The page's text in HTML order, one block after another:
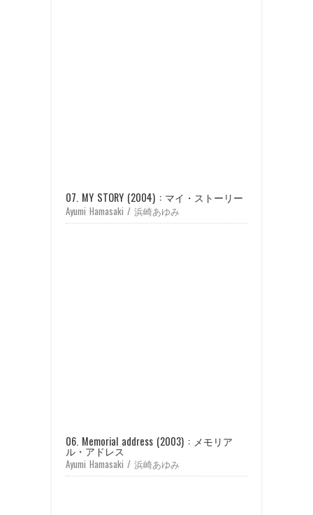
07. MY STORY (2004) : マイ・ストーリー
Ayumi Hamasaki / 浜崎あゆみ
06. Memorial address (2003) : メモリア
ル・アドレス
Ayumi Hamasaki / 浜崎あゆみ